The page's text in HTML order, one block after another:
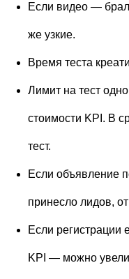
Если видео —
же узкие.
Время теста
Лимит на тест
стоимости KPI. В
тест.
Если объявление
принесло лидов,
Если регистрации
KPI — можно